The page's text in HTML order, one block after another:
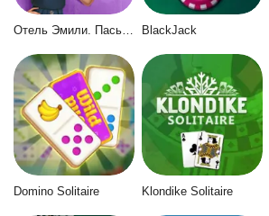
Отель Эмили. Пасьянс BlackJack
Domino Solitaire Klondike Solitaire